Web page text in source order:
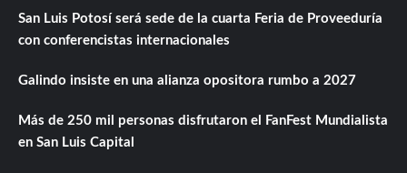
San Luis Potosí será sede de la cuarta Feria de Proveeduría
con conferencistas internacionales
Galindo insiste en una alianza opositora rumbo a 2027
Más de 250 mil personas disfrutaron el FanFest Mundialista
en San Luis Capital